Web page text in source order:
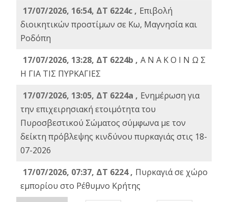
17/07/2026, 16:54, ΔΤ 6224c , Επιβολή
διοικητικών προστίμων σε Κω, Μαγνησία και
Ροδόπη
17/07/2026, 13:28, ΔΤ 6224b , Α Ν Α Κ Ο Ι Ν Ω Σ
Η ΓΙΑ ΤΙΣ ΠΥΡΚΑΓΙΕΣ
17/07/2026, 13:05, ΔΤ 6224a , Ενημέρωση για
την επιχειρησιακή ετοιμότητα του
Πυροσβεστικού Σώματος σύμφωνα με τον
δείκτη πρόβλεψης κινδύνου πυρκαγιάς στις 18-
07-2026
17/07/2026, 07:37, ΔΤ 6224 , Πυρκαγιά σε χώρο
εμπορίου στο Ρέθυμνο Κρήτης